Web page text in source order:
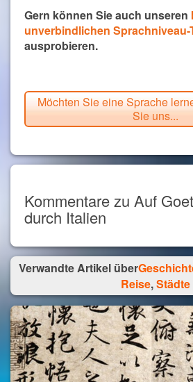
Gern können Sie auch unseren
unverbindlichen Sprachniveau-
ausprobieren.
Möchten Sie eine Sprache
Sie uns...
Kommentare zu Auf
durch Italien
Verwandte Artikel über
Reise,Städte